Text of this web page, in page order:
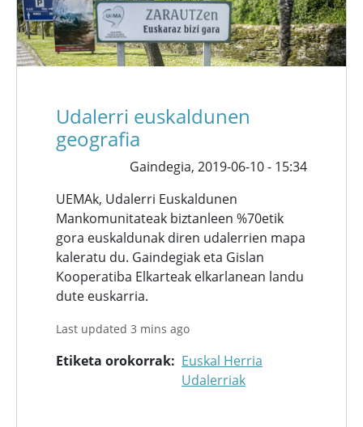
Udalerri euskaldunen
geografia
Gaindegia, 2019-06-10 - 15:34
UEMAk, Udalerri Euskaldunen
Mankomunitateak biztanleen %70etik
gora euskaldunak diren udalerrien mapa
kaleratu du. Gaindegiak eta Gislan
Kooperatiba Elkarteak elkarlanean landu
dute euskarria.
Last updated 3 mins ago
Etiketa orokorrak
Euskal Herria
Udalerriak